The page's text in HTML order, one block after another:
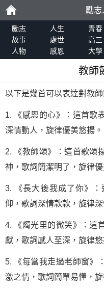
勵
志
勵志
勵志 人生 青春
故事
處世 高三
人物
感恩 大學
教師
以下是幾首可以表達對教師
1. 《感恩的心》：這首歌
深情動人，旋律優美悠揚。
2. 《教師頌》：這首歌頌
神，歌詞簡潔明了，旋律優
3. 《長大後我成了你》
仰，歌詞深情款款，旋律深
4. 《燭光里的微笑》：這
獻，歌詞感人至深，旋律悠
5. 《每當我走過老師窗》
激之情，歌詞簡單易懂，旋